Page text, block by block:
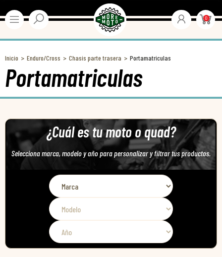
0
Inicio Enduro/Cross Chasis parte trasera Portamatriculas
Portamatriculas
¿Cuál es tu moto o quad?
Selecciona marca, modelo y año para personalizar y filtrar tus productos.